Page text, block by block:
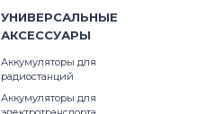
УНИВЕРСАЛЬНЫЕ
АКСЕССУАРЫ
Аккумуляторы для
радиостанций
Аккумуляторы для